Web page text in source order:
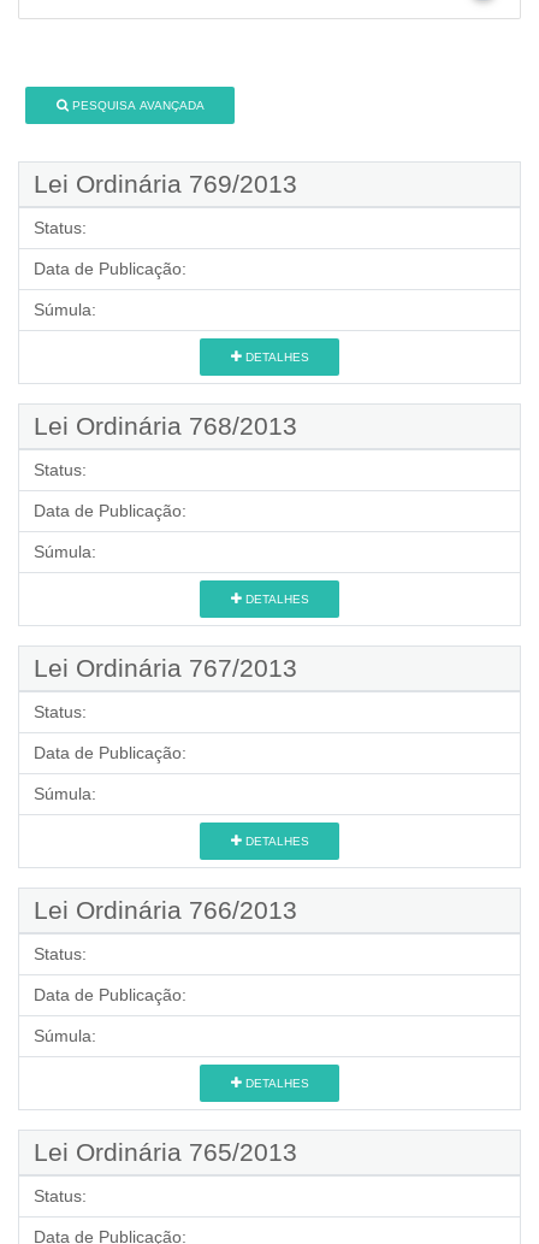
PESQUISA AVANÇADA
Lei Ordinária 769/2013
Status:
Data de Publicação:
Súmula:
DETALHES
Lei Ordinária 768/2013
Status:
Data de Publicação:
Súmula:
DETALHES
Lei Ordinária 767/2013
Status:
Data de Publicação:
Súmula:
DETALHES
Lei Ordinária 766/2013
Status:
Data de Publicação:
Súmula:
DETALHES
Lei Ordinária 765/2013
Status:
Data de Publicação: